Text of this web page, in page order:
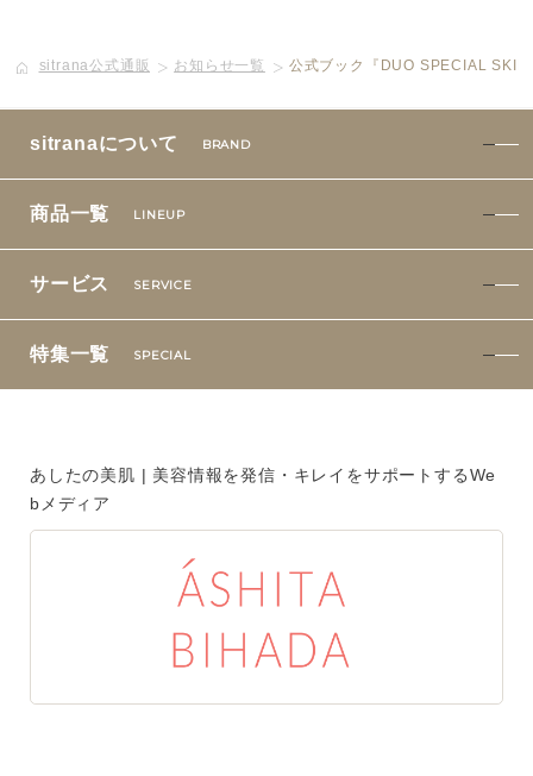
定期便サービスのご案内
会員ステージ・ポイントプログラム
ギフトラッピングサービス
sitrana公式通販 お知らせ一覧 公式ブック『DUO SPECIAL
sitranaについて BRAND
商品一覧 LINEUP
サービス SERVICE
特集一覧 SPECIAL
あしたの美肌 | 美容情報を発信・キレイをサポートするWe
bメディア